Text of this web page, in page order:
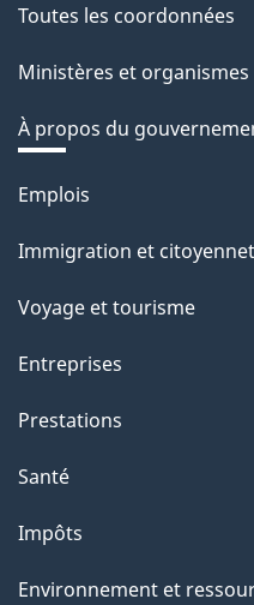
Toutes les coordonnées
Ministères et organismes
À propos du
Thèmes
sujets
Emplois
Immigration et
Voyage et tourisme
Entreprises
Prestations
Santé
Impôts
Environnement et